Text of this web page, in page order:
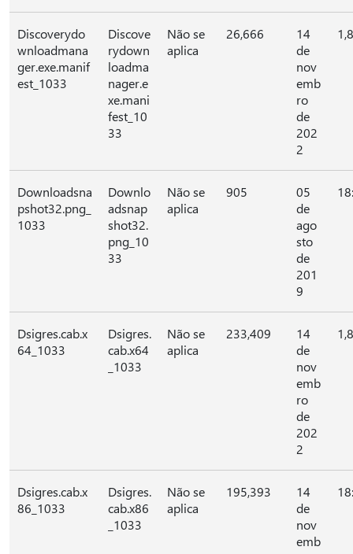
Discoverydo
wnloadmana
ger.exe.manif
est_1033
Discove
rydown
loadma
nager.e
xe.mani
fest_10
33
Não se
aplica
26,666
14
de
nov
emb
ro
de
202
2
Downloadsna
pshot32.png_
1033
Downlo
adsnap
shot32.
png_10
33
Não se
aplica
905
05
de
ago
sto
de
201
9
Dsigres.cab.x
64_1033
Dsigres.
cab.x64
_1033
Não se
aplica
233,409
14
de
nov
emb
ro
de
202
2
Dsigres.cab.x
86_1033
Dsigres.
cab.x86
_1033
Não se
aplica
195,393
14
de
nov
emb